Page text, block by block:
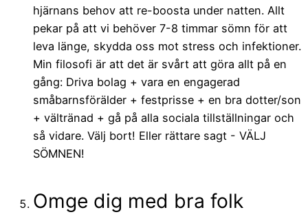
hjärnans behov att re-boosta under natten. Allt
pekar på att vi behöver 7-8 timmar sömn för att
leva länge, skydda oss mot stress och infektioner.
Min filosofi är att det är svårt att göra allt på en
gång: Driva bolag + vara en engagerad
småbarnsförälder + festprisse + en bra dotter/son
+ vältränad + gå på alla sociala tillställningar och
så vidare. Välj bort! Eller rättare sagt - VÄLJ
SÖMNEN!
Omge dig med bra folk